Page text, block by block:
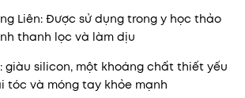
Liên: Được sử dụng trong y học thảo
thanh lọc và làm dịu
giàu silicon, một khoáng chất thiết yếu
tóc và móng tay khỏe mạnh